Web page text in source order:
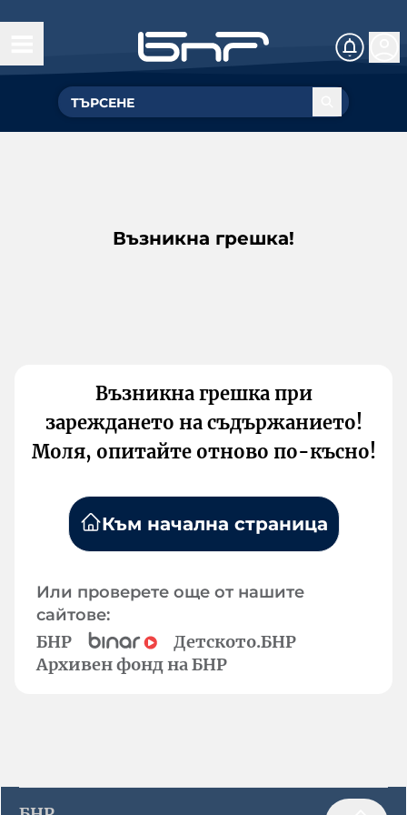
Възникна грешка!
Възникна грешка при
зареждането на съдържанието!
Моля, опитайте отново по-късно!
Към начална страница
Или проверете още от нашите
сайтове:
БНР
Детското.БНР
Архивен фонд на БНР